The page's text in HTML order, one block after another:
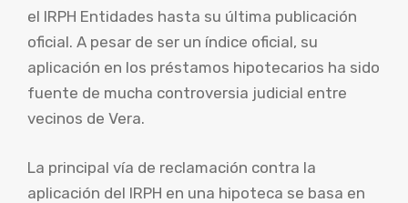
el IRPH Entidades hasta su última publicación
oficial. A pesar de ser un índice oficial, su
aplicación en los préstamos hipotecarios ha sido
fuente de mucha controversia judicial entre
vecinos de Vera.
La principal vía de reclamación contra la
aplicación del IRPH en una hipoteca se basa en